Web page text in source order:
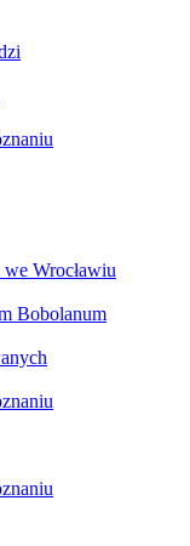
Wrocławiu
Bobolanum